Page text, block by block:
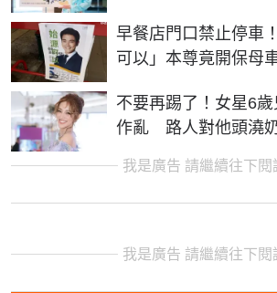
早餐店門口禁止停車
可以」本尊竟開保母
不要再踢了！女星6歲
作亂 路人對他頭澆
我是廣告 請繼續往下閱
我是廣告 請繼續往下閱